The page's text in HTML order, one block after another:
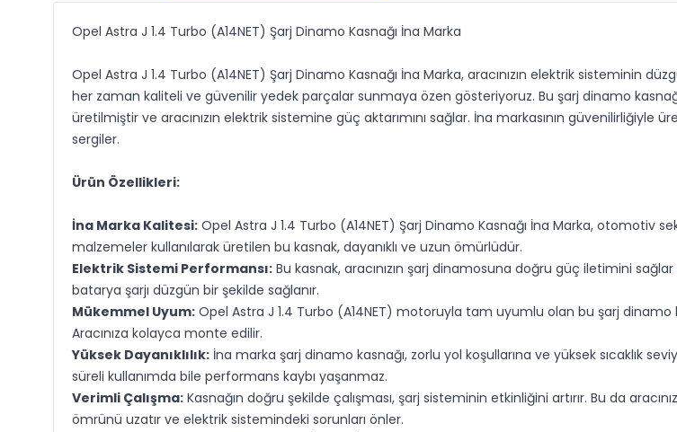
Opel Astra J 1.4 Turbo (A14NET) Şarj Dinamo Kasnağı İna Marka
Opel Astra J 1.4 Turbo (A14NET) Şarj Dinamo Kasnağı İna Marka, aracınızın elektrik sisteminin
her zaman kaliteli ve güvenilir yedek parçalar sunmaya özen gösteriyoruz. Bu şarj dinamo
üretilmiştir ve aracınızın elektrik sistemine güç aktarımını sağlar. İna markasının
sergiler.
Ürün Özellikleri:
İna Marka Kalitesi:Opel Astra J 1.4 Turbo (A14NET) Şarj Dinamo Kasnağı İna Marka, otomotiv
malzemeler kullanılarak üretilen bu kasnak, dayanıklı ve uzun ömürlüdür.
Elektrik Sistemi Performansı:Bu kasnak, aracınızın şarj dinamosuna doğru güç iletimini
batarya şarjı düzgün bir şekilde sağlanır.
Mükemmel Uyum:Opel Astra J 1.4 Turbo (A14NET) motoruyla tam uyumlu olan bu şarj
Aracınıza kolayca monte edilir.
Yüksek Dayanıklılık:İna marka şarj dinamo kasnağı, zorlu yol koşullarına ve yüksek sıcaklık
süreli kullanımda bile performans kaybı yaşanmaz.
Verimli Çalışma:Kasnağın doğru şekilde çalışması, şarj sisteminin etkinliğini artırır. Bu da
ömrünü uzatır ve elektrik sistemindeki sorunları önler.